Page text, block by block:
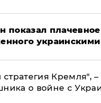
показал
стратегия Кремля",
о войне с